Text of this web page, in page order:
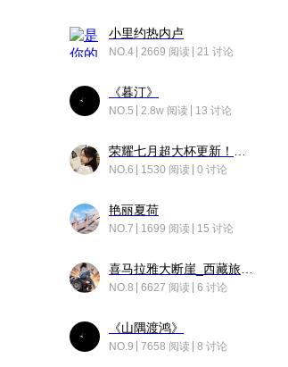
小里约热内卢
NO.4 2669 阅读 21 讨论
《暮汀》
NO.5 2.8w 阅读 13 讨论
NO.6 1530 阅读 0 讨论
艳丽夏荷
NO.7 1699 阅读 15 讨论
NO.8 6627 阅读 6 讨论
《山隅渡鸿》
NO.9 7658 阅读 8 讨论